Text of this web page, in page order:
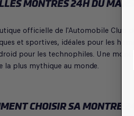
MONTRES 24H DU
officielle de l'Automobile Club
et sportives, idéales pour les
pour les technophiles. Une
la plus mythique au monde.
CHOISIR SA MONTRE